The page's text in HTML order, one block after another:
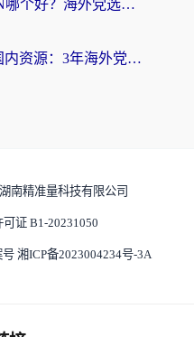
斧牛和极速穿梭VPN哪个好？海外党选回国加速器必看的真实对比与避坑指南
北美回国无缝访问国内资源：3年海外党亲测的加速器选择指南
湖南精准量科技有限公司
证 B1-20231050
湘ICP备2023004234号-3A